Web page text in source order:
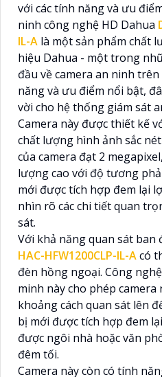
với các tính năng và ưu
ninh công nghệ HD Dahua
IL-A là một sản phẩm chất
hiệu Dahua - một trong
đầu về camera an ninh
năng và ưu điểm nổi bật,
vời cho hệ thống giám sát
Camera này được thiết kế
chất lượng hình ảnh sắc
của camera đạt 2
lượng cao với độ tương
mới được tích hợp đem lại
nhìn rõ các chi tiết quan
sát.
Với khả năng quan sát ban
HAC-HFW1200CLP-IL-Acó
đèn hồng ngoại. Công
minh này cho phép
khoảng cách quan sát lên
bị mới được tích hợp đem
được ngôi nhà hoặc văn
đêm tối.
Camera này còn có tính